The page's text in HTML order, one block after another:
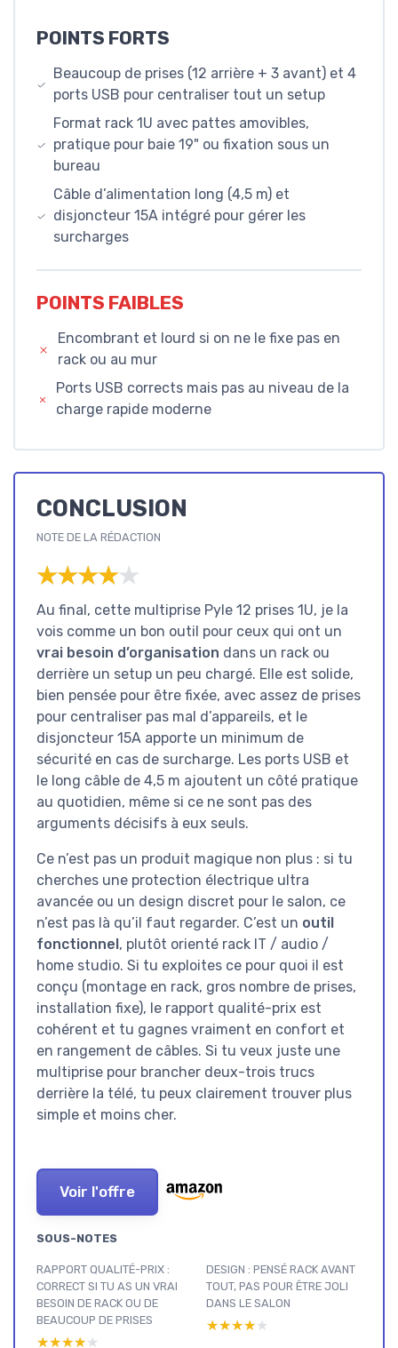
POINTS FORTS
Beaucoup de prises (12 arrière + 3 avant) et 4
ports USB pour centraliser tout un setup
Format rack 1U avec pattes amovibles,
pratique pour baie 19" ou fixation sous un
bureau
Câble d’alimentation long (4,5 m) et
disjoncteur 15A intégré pour gérer les
surcharges
POINTS FAIBLES
Encombrant et lourd si on ne le fixe pas en
rack ou au mur
Ports USB corrects mais pas au niveau de la
charge rapide moderne
CONCLUSION
NOTE DE LA RÉDACTION
★★★★★
★★★★★
Au final, cette multiprise Pyle 12 prises 1U, je la
vois comme un bon outil pour ceux qui ont un
vrai besoin d’organisation dans un rack ou
derrière un setup un peu chargé. Elle est solide,
bien pensée pour être fixée, avec assez de prises
pour centraliser pas mal d’appareils, et le
disjoncteur 15A apporte un minimum de
sécurité en cas de surcharge. Les ports USB et
le long câble de 4,5 m ajoutent un côté pratique
au quotidien, même si ce ne sont pas des
arguments décisifs à eux seuls.
Ce n’est pas un produit magique non plus : si tu
cherches une protection électrique ultra
avancée ou un design discret pour le salon, ce
n’est pas là qu’il faut regarder. C’est un outil
fonctionnel, plutôt orienté rack IT / audio /
home studio. Si tu exploites ce pour quoi il est
conçu (montage en rack, gros nombre de prises,
installation fixe), le rapport qualité-prix est
cohérent et tu gagnes vraiment en confort et
en rangement de câbles. Si tu veux juste une
multiprise pour brancher deux-trois trucs
derrière la télé, tu peux clairement trouver plus
simple et moins cher.
Voir l'offre
SOUS-NOTES
RAPPORT QUALITÉ-PRIX :
CORRECT SI TU AS UN VRAI
BESOIN DE RACK OU DE
BEAUCOUP DE PRISES
★★★★★
★★★★★
DESIGN : PENSÉ RACK AVANT
TOUT, PAS POUR ÊTRE JOLI
DANS LE SALON
★★★★★
★★★★★